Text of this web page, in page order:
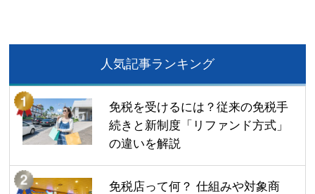
人気記事ランキング
免税を受けるには？従来の免税手
続きと新制度「リファンド方式」
の違いを解説
免税店って何？ 仕組みや対象商